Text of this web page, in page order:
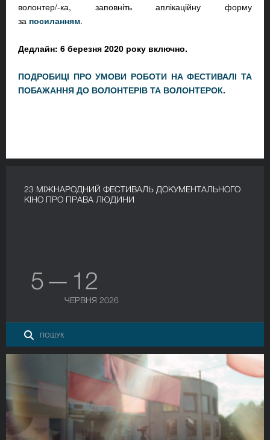
волонтер/-ка, заповніть аплікаційну форму
за посиланням.
Дедлайн: 6 березня 2020 року включно.
ПОДРОБИЦІ ПРО УМОВИ РОБОТИ НА ФЕСТИВАЛІ ТА
ПОБАЖАННЯ ДО ВОЛОНТЕРІВ ТА ВОЛОНТЕРОК.
23 МІЖНАРОДНИЙ ФЕСТИВАЛЬ ДОКУМЕНТАЛЬНОГО
КІНО ПРО ПРАВА ЛЮДИНИ
5 — 12
ЧЕРВНЯ 2026